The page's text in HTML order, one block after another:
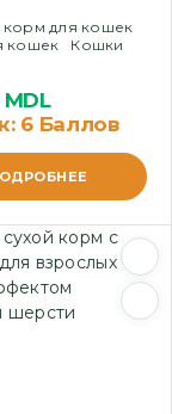
для кошек
кошек
Кошки
MDL
6 Баллов